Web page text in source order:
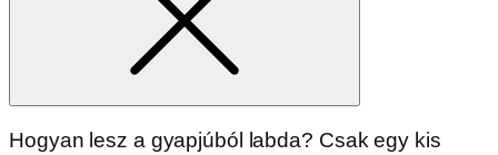
Hogyan lesz a gyapjúból labda? Csak egy kis